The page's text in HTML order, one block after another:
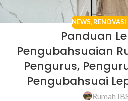
NEWS,
Panduan
Pengubahsuaian
Pengurus,
Pengubahsuai
Rumah IBS